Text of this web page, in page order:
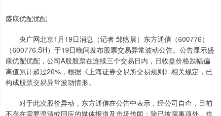
盛康优配优配
央广网北京1月19日消息（记者 邹煦晨）东方通信（600776）
（600776.SH）于19日晚间发布股票交易异常波动公告。公告显示盛
康优配优配，公司A股股票在连续三个交易日内，日收盘价格跌幅偏
离值累计超过20%，根据《上海证券交易所交易规则》相关规定，已
构成股票交易异常波动情形。
对于此次股价异动，东方通信在公告中表示，经公司自查，目前
不存在需要澄清或回应的媒体报道及市场传闻；除已披露事项外，也